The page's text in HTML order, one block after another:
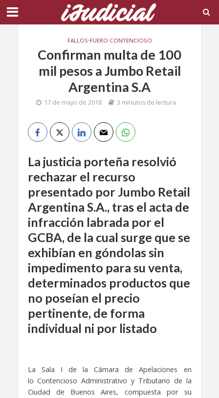
FALLOS•FUERO CONTENCIOSO
Confirman multa de 100
mil pesos a Jumbo Retail
Argentina S.A
17 de mayo de 2018 3 minutos de lectura
La justicia porteña resolvió
rechazar el recurso
presentado por Jumbo Retail
Argentina S.A., tras el acta de
infracción labrada por el
GCBA, de la cual surge que se
exhibían en góndolas sin
impedimento para su venta,
determinados productos que
no poseían el precio
pertinente, de forma
individual ni por listado
La Sala I de la Cámara de Apelaciones en
lo Contencioso Administrativo y Tributario de la
Ciudad de Buenos Aires, compuesta por su